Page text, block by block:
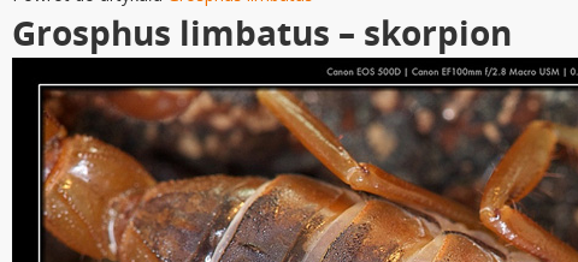
Grosphus limbatus – skorpion